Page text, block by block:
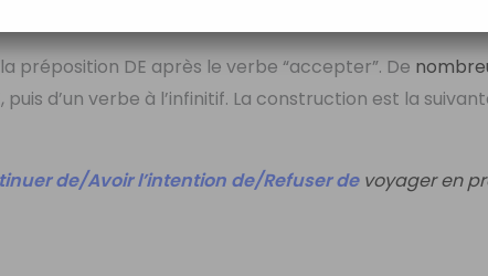
DE après le verbe “accepter”. De
d’un verbe à l’infinitif. La construction est la
de/Avoir l’intention de/Refuser de voyager en